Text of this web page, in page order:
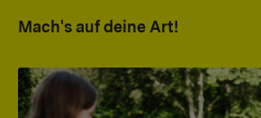
Mach's auf deine Art!